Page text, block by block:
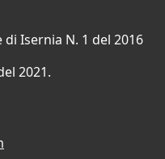
Isernia N. 1 del 2016
2021.